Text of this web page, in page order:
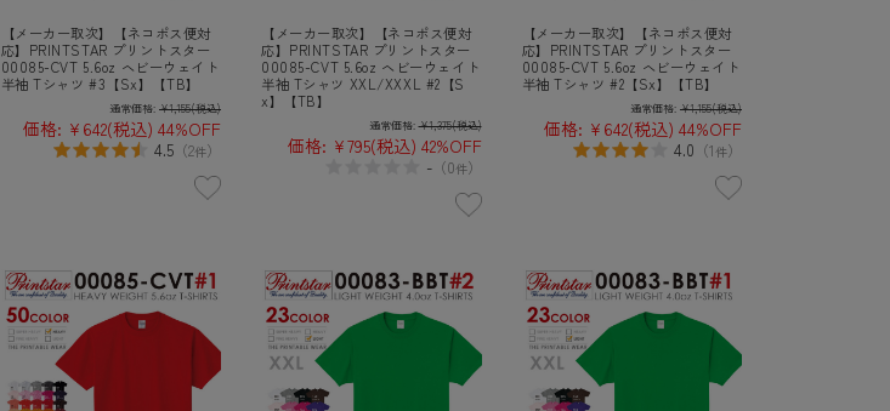
【メーカー取次】【ネコポス便対
応】PRINTSTAR プリントスター
00085-CVT 5.6oz ヘビーウェイト
半袖 Tシャツ #3【Sx】【TB】
通常価格: ¥1,155(税込)
価格: ¥642(税込) 44%OFF
4.5 （2件）
【メーカー取次】【ネコポス便対
応】PRINTSTAR プリントスター
00085-CVT 5.6oz ヘビーウェイト
半袖 Tシャツ XXL/XXXL #2【S
x】【TB】
通常価格: ¥1,375(税込)
価格: ¥795(税込) 42%OFF
-（0件）
【メーカー取次】【ネコポス便対
応】PRINTSTAR プリントスター
00085-CVT 5.6oz ヘビーウェイト
半袖 Tシャツ #2【Sx】【TB】
通常価格: ¥1,155(税込)
価格: ¥642(税込) 44%OFF
4.0 （1件）